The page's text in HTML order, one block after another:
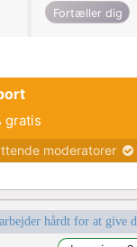
Fortæller dig
gratis
moderatorer
hårdt for at give